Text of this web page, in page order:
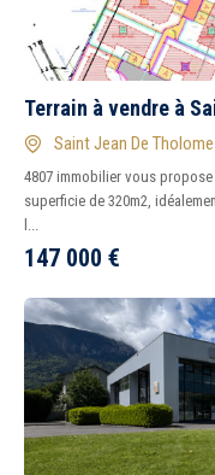
Terrain à vendre à
Saint Jean De Tholome
4807 immobilier vous
superficie de 320m2,
l...
147 000 €